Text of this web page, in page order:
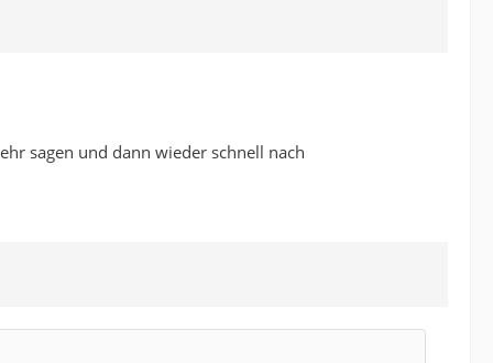
sagen und dann wieder schnell nach